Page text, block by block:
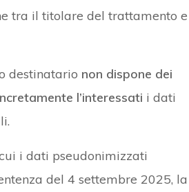
tra il titolare del trattamento e
destinatario non dispone dei
l’interessati i dati
i dati pseudonimizzati
del 4 settembre 2025, la